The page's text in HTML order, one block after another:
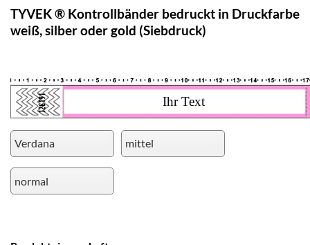
TYVEK ® Kontrollbänder bedruckt in Druckfarbe
weiß, silber oder gold (Siebdruck)